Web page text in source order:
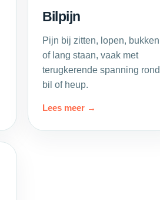
Bilpijn
Pijn bij zitten, lopen, bukken
of lang staan, vaak met
terugkerende spanning rond
bil of heup.
Lees meer